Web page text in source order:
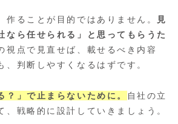
作ることが目的ではありません。 見
なら任せられる」と思ってもらうた
視点で見直せば、載せるべき内容
、判断しやすくなるはずです。
？」で止まらないために。
自社の立
、戦略的に設計していきましょう。